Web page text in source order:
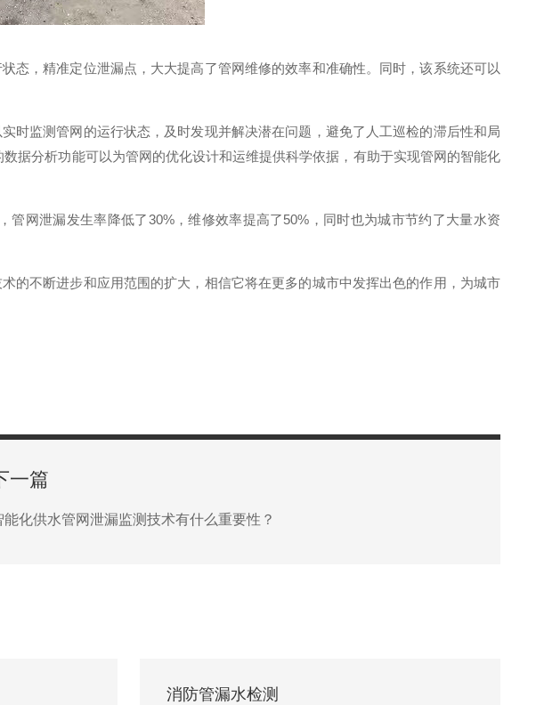
，精准定位泄漏点，大大提高了管网维修的效率和准确性。同时，该系统还可以
监测管网的运行状态，及时发现并解决潜在问题，避免了人工巡检的滞后性和局
据分析功能可以为管网的优化设计和运维提供科学依据，有助于实现管网的智能化
网泄漏发生率降低了30%，维修效率提高了50%，同时也为城市节约了大量水资
不断进步和应用范围的扩大，相信它将在更多的城市中发挥出色的作用，为城市
一篇
能化供水管网泄漏监测技术有什么重要性？
消防管漏水检测